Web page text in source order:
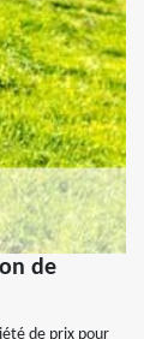
de
de prix pour